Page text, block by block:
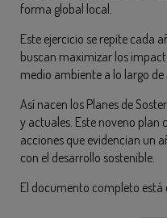
forma global local.
Este ejercicio se repite cada
buscan maximizar los
medio ambiente a lo largo de
Así nacen los Planes de
y actuales. Este noveno plan
acciones que evidencian un
con el desarrollo sostenible.
El documento completo está